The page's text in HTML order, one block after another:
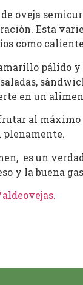
oveja
Esta
como
pálido
en un
al máximo
plenamente.
es un
y la buena
.